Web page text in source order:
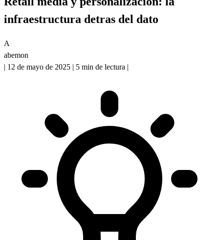
infraestructura detras del dato
A
abemon
| 12 de mayo de 2025 | 5 min de lectura |